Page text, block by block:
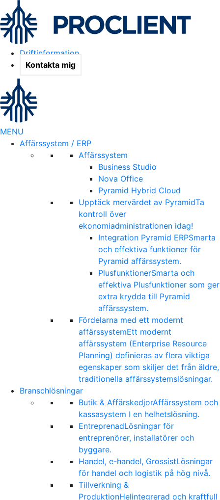
Driftinformation
Kontakta mig
MENU
Affärssystem / ERP
Affärssystem
Business Studio
Nova Office
Pyramid Hybrid Cloud
Upptäck mervärdet av PyramidTa
kontroll över
ekonomiadministrationen idag!
Integration Pyramid ERPSmarta
och effektiva funktioner för
Pyramid affärssystem.
PlusfunktionerSmarta och
effektiva Plusfunktioner som ger
extra krydda till Pyramid
affärssystem.
Fördelarna med ett modernt
affärssystemEtt modernt
affärssystem (Enterprise Resource
Planning) definieras av flera viktiga
egenskaper som skiljer det från äldre,
traditionella affärssystemslösningar.
Branschlösningar
Butik & AffärskedjorAffärssystem och
kassasystem I en helhetslösning.
EntreprenadLösningar för
entreprenörer, installatörer och
byggare.
Handel, e-handel, GrossistLösningar
för handel och logistik på hög nivå.
Tillverkning &
ProduktionHelintegrerad och kraftfull